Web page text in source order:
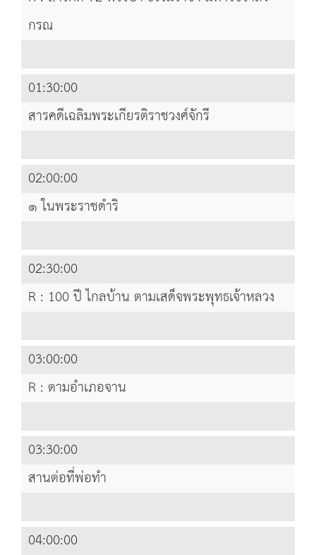
กรณ
01:30:00
สารคดีเฉลิมพระเกียรติราชวงศ์จักรี
02:00:00
๑ ในพระราชดำริ
02:30:00
R : 100 ปี ไกลบ้าน ตามเสด็จพระพุทธเจ้าหลวง
03:00:00
R : ตามอำเภอจาน
03:30:00
สานต่อที่พ่อทำ
04:00:00